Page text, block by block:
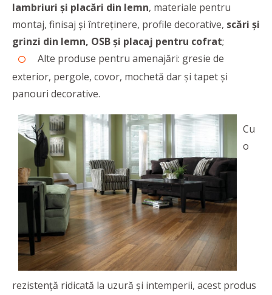
lambriuri și placări din lemn, materiale pentru
montaj, finisaj și întreținere, profile decorative, scări și
grinzi din lemn, OSB și placaj pentru cofrat;
Alte produse pentru amenajări: gresie de
exterior, pergole, covor, mochetă dar și tapet și
panouri decorative.
Cu
o
rezistență ridicată la uzură și intemperii, acest produs